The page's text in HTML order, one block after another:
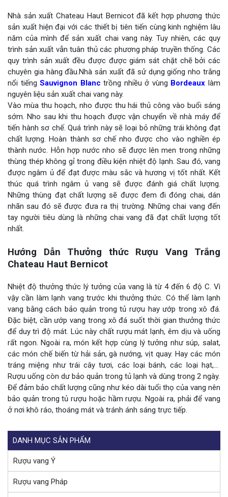
Nhà sản xuất Chateau Haut Bernicot đã kết hợp phương thức
sản xuất hiện đại với các thiết bị tiên tiến cùng kinh nghiệm lâu
năm của mình để sản xuất chai vang này. Tuy nhiên, các quy
trình sản xuất vẫn tuân thủ các phương pháp truyền thống. Các
quy trình sản xuất đều được được giám sát chặt chẽ bởi các
chuyên gia hàng đầu.Nhà sản xuất đã sử dụng giống nho trắng
nổi tiếngSauvignon Blanc trồng nhiều ở vùng Bordeaux làm
nguyên liệu sản xuất chai vang này.
Vào mùa thu hoạch, nho được thu hái thủ công vào buổi sáng
sớm. Nho sau khi thu hoạch được vận chuyển về nhà máy để
tiến hành sơ chế. Quá trình này sẽ loại bỏ những trái không đạt
chất lượng. Hoàn thành sơ chế nho được cho vào nghiền ép
thành nước. Hỗn hợp nước nho sẽ được lên men trong những
thùng thép không gỉ trong điều kiện nhiệt độ lạnh. Sau đó, vang
được ngâm ủ để đạt được màu sắc và hương vị tốt nhất. Kết
thúc quá trình ngâm ủ vang sẽ được đánh giá chất lượng.
Những thùng đạt chất lượng sẽ được đem đi đóng chai, dán
nhãn sau đó sẽ được đưa ra thị trường. Những chai vang đến
tay người tiêu dùng là những chai vang đã đạt chất lượng tốt
nhất.
Hướng Dẫn Thưởng thức Rượu Vang Trắng
Chateau Haut Bernicot
Nhiệt độ thưởng thức lý tưởng của vang là từ 4 đến 6 độ C. Vì
vậy cần làm lạnh vang trước khi thưởng thức. Có thể làm lạnh
vang bằng cách bảo quản trong tủ rượu hay ướp trong xô đá.
Đặc biệt, cần ướp vang trong xô đá suốt thời gian thưởng thức
để duy trì độ mát. Lúc này chất rượu mát lạnh, êm dịu và uống
rất ngon. Ngoài ra, món kết hợp cùng lý tưởng như súp, salat,
các món chế biến từ hải sản, gà nướng, vịt quay. Hay các món
tráng miệng như trái cây tươi, các loại bánh, các loại hạt,…
Rượu uống còn dư bảo quản trong tủ lạnh và dùng trong 2 ngày.
Để đảm bảo chất lượng cũng như kéo dài tuổi thọ của vang nên
bảo quản trong tủ rượu hoặc hầm rượu. Ngoài ra, phải để vang
ở nơi khô ráo, thoáng mát và tránh ánh sáng trực tiếp.
DANH MỤC SẢN PHẨM
Rượu vang Ý
Rượu vang Pháp